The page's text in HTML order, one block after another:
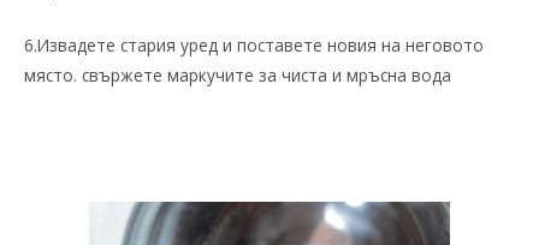
6.Извадете стария уред и поставете новия на неговото
място. свържете маркучите за чиста и мръсна вода